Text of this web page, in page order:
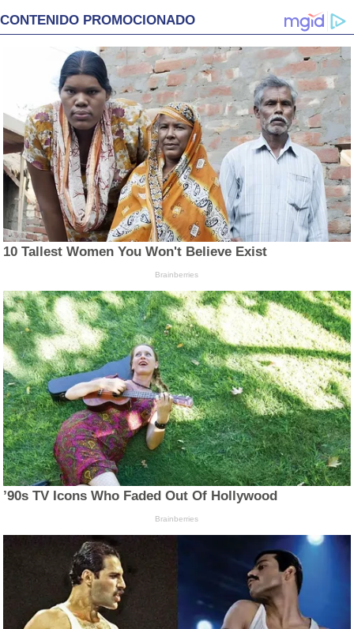
CONTENIDO PROMOCIONADO
10 Tallest Women You Won't Believe Exist
Brainberries
’90s TV Icons Who Faded Out Of Hollywood
Brainberries